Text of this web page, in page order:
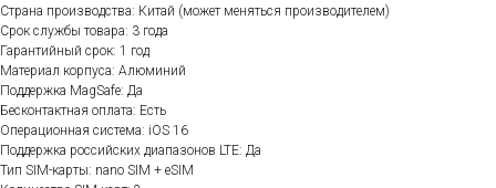
Страна производства: Китай (может меняться производителем)
Срок службы товара: 3 года
Гарантийный срок: 1 год
Материал корпуса: Алюминий
Поддержка MagSafe: Да
Бесконтактная оплата: Есть
Операционная система: iOS 16
Поддержка российских диапазонов LTE: Да
Тип SIM-карты: nano SIM + eSIM